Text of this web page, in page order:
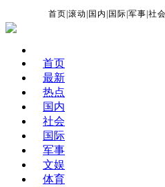
首页 |滚动 国内 国际 |军事 |社会
首页
最新
热点
国内
社会
国际
军事
文娱
体育